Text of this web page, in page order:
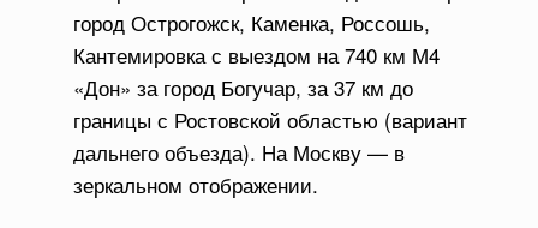
город Острогожск, Каменка, Россошь,
Кантемировка с выездом на 740 км М4
«Дон» за город Богучар, за 37 км до
границы с Ростовской областью (вариант
дальнего объезда). На Москву — в
зеркальном отображении.